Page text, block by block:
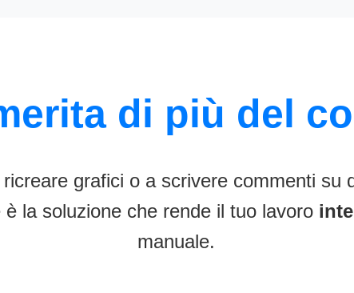
di più del
grafici o a scrivere commenti su
è la soluzione che rende il tuo lavoro
manuale.